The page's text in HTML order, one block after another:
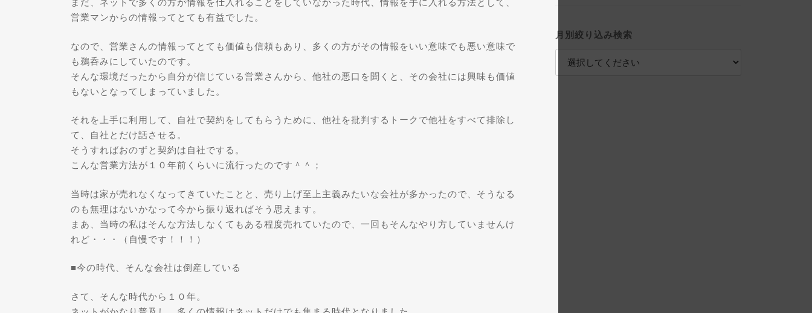
まだ、ネットで多くの方が情報を仕入れることをしていなかった時代、情報を手に入れる方法として、
営業マンからの情報ってとても有益でした。
なので、営業さんの情報ってとても価値も信頼もあり、多くの方がその情報をいい意味でも悪い意味で
も鵜呑みにしていたのです。
そんな環境だったから自分が信じている営業さんから、他社の悪口を聞くと、その会社には興味も価値
もないとなってしまっていました。
それを上手に利用して、自社で契約をしてもらうために、他社を批判するトークで他社をすべて排除し
て、自社とだけ話させる。
そうすればおのずと契約は自社でする。
こんな営業方法が１０年前くらいに流行ったのです＾＾；
当時は家が売れなくなってきていたことと、売り上げ至上主義みたいな会社が多かったので、そうなる
のも無理はないかなって今から振り返ればそう思えます。
まあ、当時の私はそんな方法しなくてもある程度売れていたので、一回もそんなやり方していませんけ
れど・・・（自慢です！！！）
■今の時代、そんな会社は倒産している
さて、そんな時代から１０年。
月別絞り込み検索